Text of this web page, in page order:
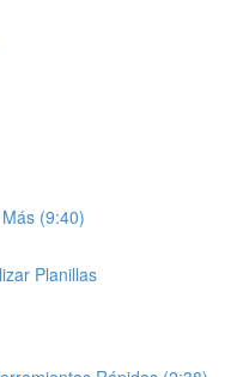
(9:40)
Planillas